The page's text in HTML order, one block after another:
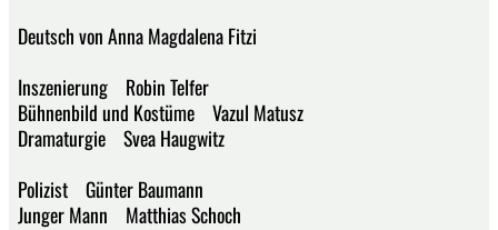
Deutsch von Anna Magdalena Fitzi
Inszenierung Robin Telfer
Bühnenbild und Kostüme Vazul Matusz
Dramaturgie Svea Haugwitz
Polizist Günter Baumann
Junger Mann Matthias Schoch